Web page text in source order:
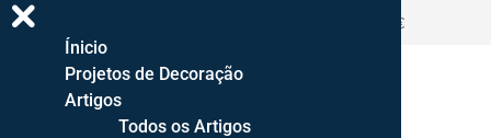
ENTREGA GRATUITA PORTUGAL CONTINENTAL >500€
Ínicio
Projetos de Decoração
Artigos
Todos os Artigos